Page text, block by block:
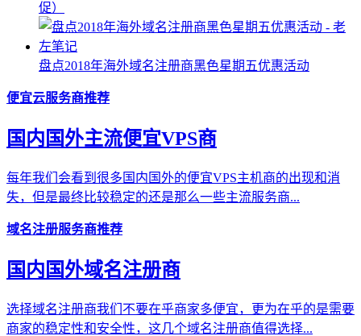
促）
盘点2018年海外域名注册商黑色星期五优惠活动
便宜云服务商推荐
国内国外主流便宜VPS商
每年我们会看到很多国内国外的便宜VPS主机商的出现和消
失，但是最终比较稳定的还是那么一些主流服务商...
域名注册服务商推荐
国内国外域名注册商
选择域名注册商我们不要在乎商家多便宜，更为在乎的是需要
商家的稳定性和安全性，这几个域名注册商值得选择...